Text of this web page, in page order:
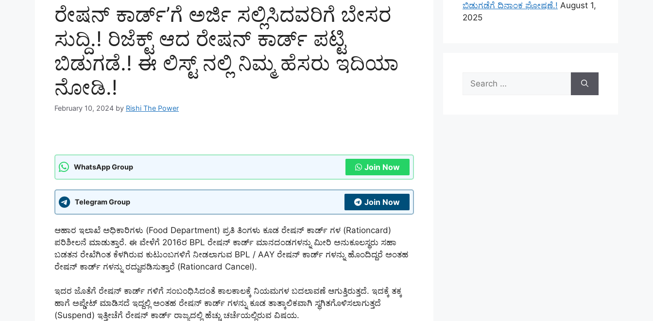
ರೇಷನ್ ಕಾರ್ಡ್’ಗೆ ಅರ್ಜಿ ಸಲ್ಲಿಸಿದವರಿಗೆ ಬೇಸರ
ಸುದ್ದಿ.! ರಿಜೆಕ್ಟ್ ಆದ ರೇಷನ್ ಕಾರ್ಡ್ ಪಟ್ಟಿ
ಬಿಡುಗಡೆ.! ಈ ಲಿಸ್ಟ್ ನಲ್ಲಿ ನಿಮ್ಮ ಹೆಸರು ಇದಿಯಾ
ನೋಡಿ.!
February 10, 2024 by Rishi The Power
WhatsApp Group Join Now
Telegram Group Join Now
ಆಹಾರ ಇಲಾಖೆ ಅಧಿಕಾರಿಗಳು (Food Department) ಪ್ರತಿ ತಿಂಗಳು ಕೂಡ ರೇಷನ್ ಕಾರ್ಡ್ ಗಳ (Rationcard)
ಪರಿಶೀಲನೆ ಮಾಡುತ್ತಾರೆ. ಈ ವೇಳೆಗೆ 2016ರ BPL ರೇಷನ್ ಕಾರ್ಡ್ ಮಾನದಂಡಗಳನ್ನು ಮೀರಿ ಅನುಕೂಲಸ್ಥರು ಸಹಾ
ಬಡತನ ರೇಖೆಗಿಂತ ಕೆಳಗಿರುವ ಕುಟುಂಬಗಳಿಗೆ ನೀಡಲಾಗುವ BPL / AAY ರೇಷನ್ ಕಾರ್ಡ್ ಗಳನ್ನು ಹೊಂದಿದ್ದರೆ ಅಂತಹ
ರೇಷನ್ ಕಾರ್ಡ್ ಗಳನ್ನು ರದ್ದುಪಡಿಸುತ್ತಾರೆ (Rationcard Cancel).
ಇದರ ಜೊತೆಗೆ ರೇಷನ್ ಕಾರ್ಡ್ ಗಳಿಗೆ ಸಂಬಂಧಿಸಿದಂತೆ ಕಾಲಕಾಲಕ್ಕೆ ನಿಯಮಗಳ ಬದಲಾವಣೆ ಆಗುತ್ತಿರುತ್ತದೆ. ಇದಕ್ಕೆ ತಕ್ಕ
ಹಾಗೆ ಅಪ್ಡೇಟ್ ಮಾಡಿಸದೆ ಇದ್ದಲ್ಲಿ ಅಂತಹ ರೇಷನ್ ಕಾರ್ಡ್ ಗಳನ್ನು ಕೂಡ ತಾತ್ಕಾಲಿಕವಾಗಿ ಸ್ಥಗಿತಗೊಳಿಸಲಾಗುತ್ತದೆ
(Suspend) ಇತ್ತೀಚೆಗೆ ರೇಷನ್ ಕಾರ್ಡ್ ರಾಜ್ಯದಲ್ಲಿ ಹೆಚ್ಚು ಚರ್ಚೆಯಲ್ಲಿರುವ ವಿಷಯ.
ಬಿಡುಗಡೆಗೆ ದಿನಾಂಕ ಘೋಷಣೆ.! August 1,
2025
Search
for: